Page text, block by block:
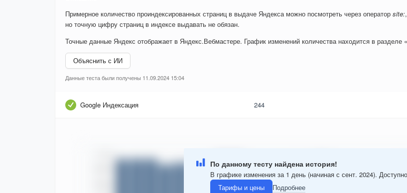
Примерное количество проиндексированных страниц в выдаче Яндекса можно посмотреть через оператор site:
но точную цифру страниц в индексе выдавать не обязан.
Точные данные Яндекс отображает в Яндекс.Вебмастере. График изменений количества находится в
Объяснить с ИИ
Данные теста были получены 11.09.2024 15:04
Google Индексация 244
По данному тесту найдена история!
В графике изменения за 1 день (начиная с сент. 2024).
Тарифы и цены
Подробнее